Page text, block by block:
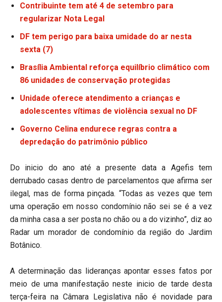
Contribuinte tem até 4 de setembro para
regularizar Nota Legal
DF tem perigo para baixa umidade do ar nesta
sexta (7)
Brasília Ambiental reforça equilíbrio climático com
86 unidades de conservação protegidas
Unidade oferece atendimento a crianças e
adolescentes vítimas de violência sexual no DF
Governo Celina endurece regras contra a
depredação do patrimônio público
Do inicio do ano até a presente data a Agefis tem
derrubado casas dentro de parcelamentos que afirma ser
ilegal, mas de forma pinçada. “Todas as vezes que tem
uma operação em nosso condomínio não sei se é a vez
da minha casa a ser posta no chão ou a do vizinho”, diz ao
Radar um morador de condomínio da região do Jardim
Botânico.
A determinação das lideranças apontar esses fatos por
meio de uma manifestação neste inicio de tarde desta
terça-feira na Câmara Legislativa não é novidade para